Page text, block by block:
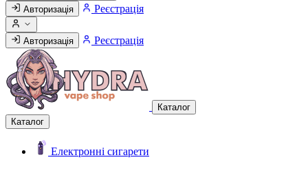
Авторизація
Реєстрація
Авторизація Реєстрація
Каталог
Каталог
Електронні сигарети